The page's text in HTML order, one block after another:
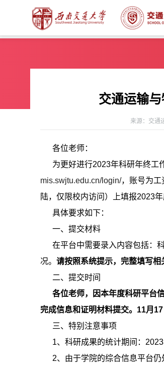
交通运输
来源：交通
各位老师：
为更好进行2023年科研年终工
mis.swjtu.edu.cn/login/，账号为工
陆，仅限校内访问）上填报2023年
具体要求如下：
一、提交材料
在平台中需要录入内容包括：
况。请按照系统提示，完整填写相
二、提交时间
各位老师，因本年度科研平台
完成信息和证明材料提交。11月
三、特别注意事项
1、科研成果的统计期间：
2、由于学院的综合信息平台